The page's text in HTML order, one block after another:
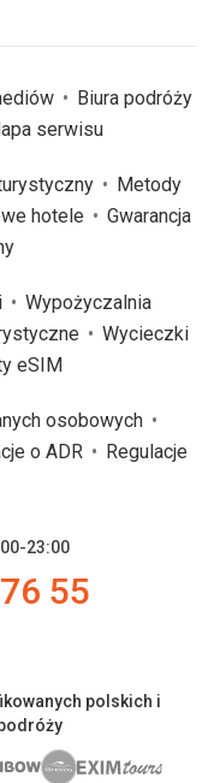
Biura podróży
serwisu
Metody
hotele
Gwarancja
Wypożyczalnia
Wycieczki
eSIM
osobowych
o ADR
Regulacje
23:00
55
polskich i